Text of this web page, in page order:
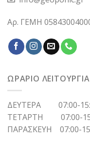
Αρ. ΓΕΜΗ
ΩΡΑΡΙΟ
ΔΕΥΤΕΡΑ 07:00-
ΤΕΤΑΡΤΗ 07:00-
ΠΑΡΑΣΚΕΥΗ 07:00-